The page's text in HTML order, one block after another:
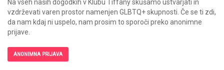
Na vseh naših dogodkih v Klubu Tiffany skušamo ustvarjati in
vzdrževati varen prostor namenjen GLBTQ+ skupnosti. Če se ti zdi,
da nam kdaj ni uspelo, nam prosim to sporoči preko anonimne
prijave.
ANONIMNA PRIJAVA